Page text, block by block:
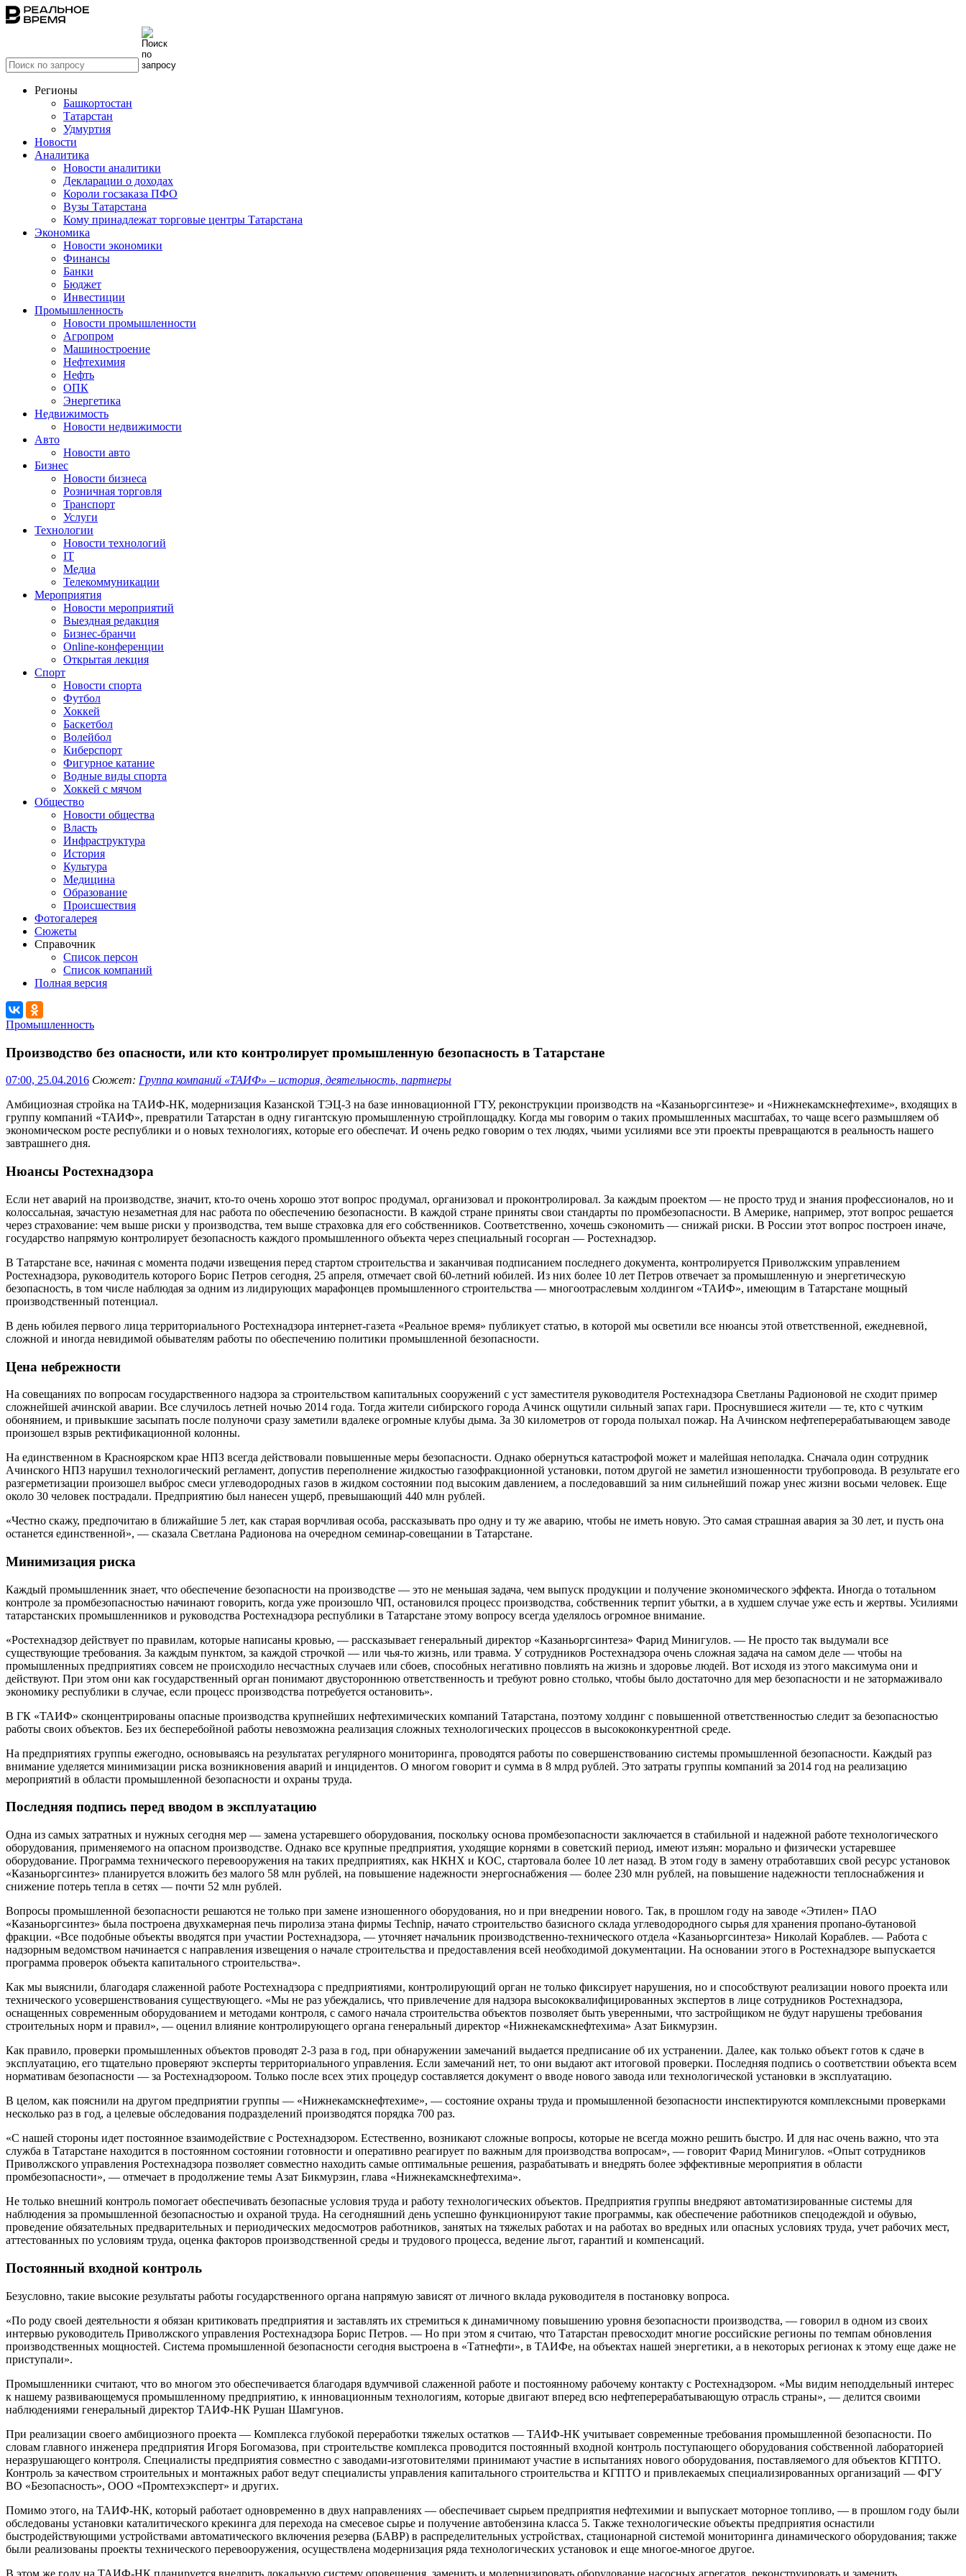
Регионы
Башкортостан
Татарстан
Удмуртия
Новости
Аналитика
Новости аналитики
Декларации о доходах
Короли госзаказа ПФО
Вузы Татарстана
Кому принадлежат торговые центры Татарстана
Экономика
Новости экономики
Финансы
Банки
Бюджет
Инвестиции
Промышленность
Новости промышленности
Агропром
Машиностроение
Нефтехимия
Нефть
ОПК
Энергетика
Недвижимость
Новости недвижимости
Авто
Новости авто
Бизнес
Новости бизнеса
Розничная торговля
Транспорт
Услуги
Технологии
Новости технологий
IT
Медиа
Телекоммуникации
Мероприятия
Новости мероприятий
Выездная редакция
Бизнес-бранчи
Online-конференции
Открытая лекция
Спорт
Новости спорта
Футбол
Хоккей
Баскетбол
Волейбол
Киберспорт
Фигурное катание
Водные виды спорта
Хоккей с мячом
Общество
Новости общества
Власть
Инфраструктура
История
Культура
Медицина
Образование
Происшествия
Фотогалерея
Сюжеты
Справочник
Список персон
Список компаний
Полная версия
Промышленность
Производство без опасности, или кто контролирует промышленную безопасность в Татарстане
07:00, 25.04.2016 Сюжет: Группа компаний «ТАИФ» – история, деятельность, партнеры
Амбициозная стройка на ТАИФ-НК, модернизация Казанской ТЭЦ-3 на базе инновационной ГТУ, реконструкции производств на «Казаньоргсинтезе» и «Нижнекамскнефтехиме», входящих в
группу компаний «ТАИФ», превратили Татарстан в одну гигантскую промышленную стройплощадку. Когда мы говорим о таких промышленных масштабах, то чаще всего размышляем об
экономическом росте республики и о новых технологиях, которые его обеспечат. И очень редко говорим о тех людях, чьими усилиями все эти проекты превращаются в реальность нашего
завтрашнего дня.
Нюансы Ростехнадзора
Если нет аварий на производстве, значит, кто-то очень хорошо этот вопрос продумал, организовал и проконтролировал. За каждым проектом — не просто труд и знания профессионалов, но и
колоссальная, зачастую незаметная для нас работа по обеспечению безопасности. В каждой стране приняты свои стандарты по промбезопасности. В Америке, например, этот вопрос решается
через страхование: чем выше риски у производства, тем выше страховка для его собственников. Соответственно, хочешь сэкономить — снижай риски. В России этот вопрос построен иначе,
государство напрямую контролирует безопасность каждого промышленного объекта через специальный госорган — Ростехнадзор.
В Татарстане все, начиная с момента подачи извещения перед стартом строительства и заканчивая подписанием последнего документа, контролируется Приволжским управлением
Ростехнадзора, руководитель которого Борис Петров сегодня, 25 апреля, отмечает свой 60-летний юбилей. Из них более 10 лет Петров отвечает за промышленную и энергетическую
безопасность, в том числе наблюдая за одним из лидирующих марафонцев промышленного строительства — многоотраслевым холдингом «ТАИФ», имеющим в Татарстане мощный
производственный потенциал.
В день юбилея первого лица территориального Ростехнадзора интернет-газета «Реальное время» публикует статью, в которой мы осветили все нюансы этой ответственной, ежедневной,
сложной и иногда невидимой обывателям работы по обеспечению политики промышленной безопасности.
Цена небрежности
На совещаниях по вопросам государственного надзора за строительством капитальных сооружений с уст заместителя руководителя Ростехнадзора Светланы Радионовой не сходит пример
сложнейшей ачинской аварии. Все случилось летней ночью 2014 года. Тогда жители сибирского города Ачинск ощутили сильный запах гари. Проснувшиеся жители — те, кто с чутким
обонянием, и привыкшие засыпать после полуночи сразу заметили вдалеке огромные клубы дыма. За 30 километров от города полыхал пожар. На Ачинском нефтеперерабатывающем заводе
произошел взрыв ректификационной колонны.
На единственном в Красноярском крае НПЗ всегда действовали повышенные меры безопасности. Однако обернуться катастрофой может и малейшая неполадка. Сначала один сотрудник
Ачинского НПЗ нарушил технологический регламент, допустив переполнение жидкостью газофракционной установки, потом другой не заметил изношенности трубопровода. В результате его
разгерметизации произошел выброс смеси углеводородных газов в жидком состоянии под высоким давлением, а последовавший за ним сильнейший пожар унес жизни восьми человек. Еще
около 30 человек пострадали. Предприятию был нанесен ущерб, превышающий 440 млн рублей.
«Честно скажу, предпочитаю в ближайшие 5 лет, как старая ворчливая особа, рассказывать про одну и ту же аварию, чтобы не иметь новую. Это самая страшная авария за 30 лет, и пусть она
останется единственной», — сказала Светлана Радионова на очередном семинар-совещании в Татарстане.
Минимизация риска
Каждый промышленник знает, что обеспечение безопасности на производстве — это не меньшая задача, чем выпуск продукции и получение экономического эффекта. Иногда о тотальном
контроле за промбезопасностью начинают говорить, когда уже произошло ЧП, остановился процесс производства, собственник терпит убытки, а в худшем случае уже есть и жертвы. Усилиями
татарстанских промышленников и руководства Ростехнадзора республики в Татарстане этому вопросу всегда уделялось огромное внимание.
«Ростехнадзор действует по правилам, которые написаны кровью, — рассказывает генеральный директор «Казаньоргсинтеза» Фарид Минигулов. — Не просто так выдумали все
существующие требования. За каждым пунктом, за каждой строчкой — или чья-то жизнь, или травма. У сотрудников Ростехнадзора очень сложная задача на самом деле — чтобы на
промышленных предприятиях совсем не происходило несчастных случаев или сбоев, способных негативно повлиять на жизнь и здоровье людей. Вот исходя из этого максимума они и
действуют. При этом они как государственный орган понимают двустороннюю ответственность и требуют ровно столько, чтобы было достаточно для мер безопасности и не затормаживало
экономику республики в случае, если процесс производства потребуется остановить».
В ГК «ТАИФ» сконцентрированы опасные производства крупнейших нефтехимических компаний Татарстана, поэтому холдинг с повышенной ответственностью следит за безопасностью
работы своих объектов. Без их бесперебойной работы невозможна реализация сложных технологических процессов в высококонкурентной среде.
На предприятиях группы ежегодно, основываясь на результатах регулярного мониторинга, проводятся работы по совершенствованию системы промышленной безопасности. Каждый раз
внимание уделяется минимизации риска возникновения аварий и инцидентов. О многом говорит и сумма в 8 млрд рублей. Это затраты группы компаний за 2014 год на реализацию
мероприятий в области промышленной безопасности и охраны труда.
Последняя подпись перед вводом в эксплуатацию
Одна из самых затратных и нужных сегодня мер — замена устаревшего оборудования, поскольку основа промбезопасности заключается в стабильной и надежной работе технологического
оборудования, применяемого на опасном производстве. Однако все крупные предприятия, уходящие корнями в советский период, имеют изъян: морально и физически устаревшее
оборудование. Программа технического перевооружения на таких предприятиях, как НКНХ и КОС, стартовала более 10 лет назад. В этом году в замену отработавших свой ресурс установок
«Казаньоргсинтез» планируется вложить без малого 58 млн рублей, на повышение надежности энергоснабжения — более 230 млн рублей, на повышение надежности теплоснабжения и
снижение потерь тепла в сетях — почти 52 млн рублей.
Вопросы промышленной безопасности решаются не только при замене изношенного оборудования, но и при внедрении нового. Так, в прошлом году на заводе «Этилен» ПАО
«Казаньоргсинтез» была построена двухкамерная печь пиролиза этана фирмы Technip, начато строительство базисного склада углеводородного сырья для хранения пропано-бутановой
фракции. «Все подобные объекты вводятся при участии Ростехнадзора, — уточняет начальник производственно-технического отдела «Казаньоргсинтеза» Николай Кораблев. — Работа с
надзорным ведомством начинается с направления извещения о начале строительства и предоставления всей необходимой документации. На основании этого в Ростехнадзоре выпускается
программа проверок объекта капитального строительства».
Как мы выяснили, благодаря слаженной работе Ростехнадзора с предприятиями, контролирующий орган не только фиксирует нарушения, но и способствуют реализации нового проекта или
технического усовершенствования существующего. «Мы не раз убеждались, что привлечение для надзора высококвалифицированных экспертов в лице сотрудников Ростехнадзора,
оснащенных современным оборудованием и методами контроля, с самого начала строительства объектов позволяет быть уверенными, что застройщиком не будут нарушены требования
строительных норм и правил», — оценил влияние контролирующего органа генеральный директор «Нижнекамскнефтехима» Азат Бикмурзин.
Как правило, проверки промышленных объектов проводят 2-3 раза в год, при обнаружении замечаний выдается предписание об их устранении. Далее, как только объект готов к сдаче в
эксплуатацию, его тщательно проверяют эксперты территориального управления. Если замечаний нет, то они выдают акт итоговой проверки. Последняя подпись о соответствии объекта всем
нормативам безопасности — за Ростехнадзороом. Только после всех этих процедур составляется документ о вводе нового завода или технологической установки в эксплуатацию.
В целом, как пояснили на другом предприятии группы — «Нижнекамскнефтехиме», — состояние охраны труда и промышленной безопасности инспектируются комплексными проверками
несколько раз в год, а целевые обследования подразделений производятся порядка 700 раз.
«С нашей стороны идет постоянное взаимодействие с Ростехнадзором. Естественно, возникают сложные вопросы, которые не всегда можно решить быстро. И для нас очень важно, что эта
служба в Татарстане находится в постоянном состоянии готовности и оперативно реагирует по важным для производства вопросам», — говорит Фарид Минигулов. «Опыт сотрудников
Приволжского управления Ростехнадзора позволяет совместно находить самые оптимальные решения, разрабатывать и внедрять более эффективные мероприятия в области
промбезопасности», — отмечает в продолжение темы Азат Бикмурзин, глава «Нижнекамскнефтехима».
Не только внешний контроль помогает обеспечивать безопасные условия труда и работу технологических объектов. Предприятия группы внедряют автоматизированные системы для
наблюдения за промышленной безопасностью и охраной труда. На сегодняшний день успешно функционируют такие программы, как обеспечение работников спецодеждой и обувью,
проведение обязательных предварительных и периодических медосмотров работников, занятых на тяжелых работах и на работах во вредных или опасных условиях труда, учет рабочих мест,
аттестованных по условиям труда, оценка факторов производственной среды и трудового процесса, ведение льгот, гарантий и компенсаций.
Постоянный входной контроль
Безусловно, такие высокие результаты работы государственного органа напрямую зависят от личного вклада руководителя в постановку вопроса.
«По роду своей деятельности я обязан критиковать предприятия и заставлять их стремиться к динамичному повышению уровня безопасности производства, — говорил в одном из своих
интервью руководитель Приволжского управления Ростехнадзора Борис Петров. — Но при этом я считаю, что Татарстан превосходит многие российские регионы по темпам обновления
производственных мощностей. Система промышленной безопасности сегодня выстроена в «Татнефти», в ТАИФе, на объектах нашей энергетики, а в некоторых регионах к этому еще даже не
приступали».
Промышленники считают, что во многом это обеспечивается благодаря вдумчивой слаженной работе и постоянному рабочему контакту с Ростехнадзором. «Мы видим неподдельный интерес
к нашему развивающемуся промышленному предприятию, к инновационным технологиям, которые двигают вперед всю нефтеперерабатывающую отрасль страны», — делится своими
наблюдениями генеральный директор ТАИФ-НК Рушан Шамгунов.
При реализации своего амбициозного проекта — Комплекса глубокой переработки тяжелых остатков — ТАИФ-НК учитывает современные требования промышленной безопасности. По
словам главного инженера предприятия Игоря Богомазова, при строительстве комплекса проводится постоянный входной контроль поступающего оборудования собственной лабораторией
неразрушающего контроля. Специалисты предприятия совместно с заводами-изготовителями принимают участие в испытаниях нового оборудования, поставляемого для объектов КГПТО.
Контроль за качеством строительных и монтажных работ ведут специалисты управления капитального строительства и КГПТО и привлекаемых специализированных организаций — ФГУ
ВО «Безопасность», ООО «Промтехэксперт» и других.
Помимо этого, на ТАИФ-НК, который работает одновременно в двух направлениях — обеспечивает сырьем предприятия нефтехимии и выпускает моторное топливо, — в прошлом году были
обследованы установки каталитического крекинга для перехода на смесевое сырье и получение автобензина класса 5. Также технологические объекты предприятия оснастили
быстродействующими устройствами автоматического включения резерва (БАВР) в распределительных устройствах, стационарной системой мониторинга динамического оборудования; также
были реализованы проекты технического перевооружения, осуществлена модернизация ряда технологических установок и еще многое-многое другое.
В этом же году на ТАИФ-НК планируется внедрить локальную систему оповещения, заменить и модернизировать оборудование насосных агрегатов, реконструировать и заменить